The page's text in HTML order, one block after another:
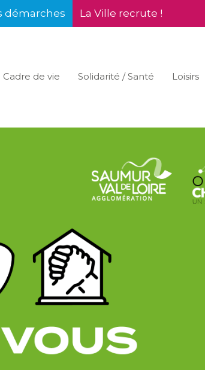
démarches La Ville recrute !
Cadre de vie Solidarité / Santé Loisirs